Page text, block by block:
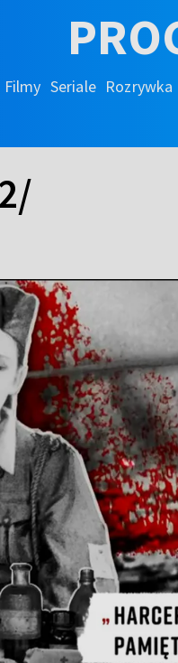
Filmy Seriale Rozrywka